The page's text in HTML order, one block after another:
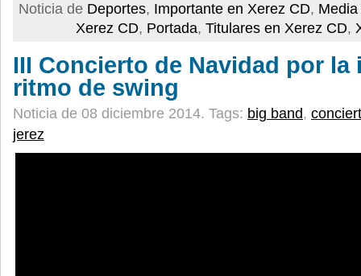
Noticia de Deportes, Importante en Xerez CD,
Xerez CD, Portada, Titulares en Xerez CD,
III Concierto de Navidad por la
ritmo de swing
Noticia de 08 diciembre 2014. Tags: big band,
jerez